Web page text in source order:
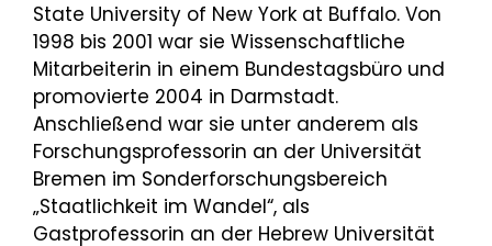
State University of New York at Buffalo. Von
1998 bis 2001 war sie Wissenschaftliche
Mitarbeiterin in einem Bundestagsbüro und
promovierte 2004 in Darmstadt.
Anschließend war sie unter anderem als
Forschungsprofessorin an der Universität
Bremen im Sonderforschungsbereich
„Staatlichkeit im Wandel“, als
Gastprofessorin an der Hebrew Universität